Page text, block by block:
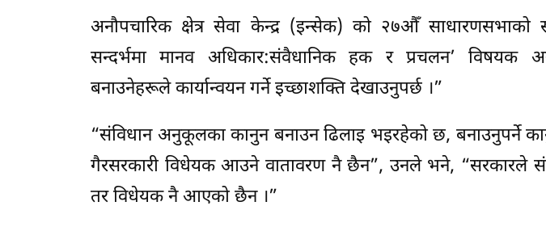
अनौपचारिक क्षेत्र सेवा केन्द्र (इन्सेक) को २७औँ
सन्दर्भमा मानव अधिकार:संवैधानिक हक र प्रचलन’ विषयक
बनाउनेहरूले कार्यान्वयन गर्ने इच्छाशक्ति देखाउनुपर्छ ।”
“संविधान अनुकूलका कानुन बनाउन ढिलाइ भइरहेको छ, बनाउनुपर्ने
गैरसरकारी विधेयक आउने वातावरण नै छैन”, उनले भने, “सरकारले
तर विधेयक नै आएको छैन ।”